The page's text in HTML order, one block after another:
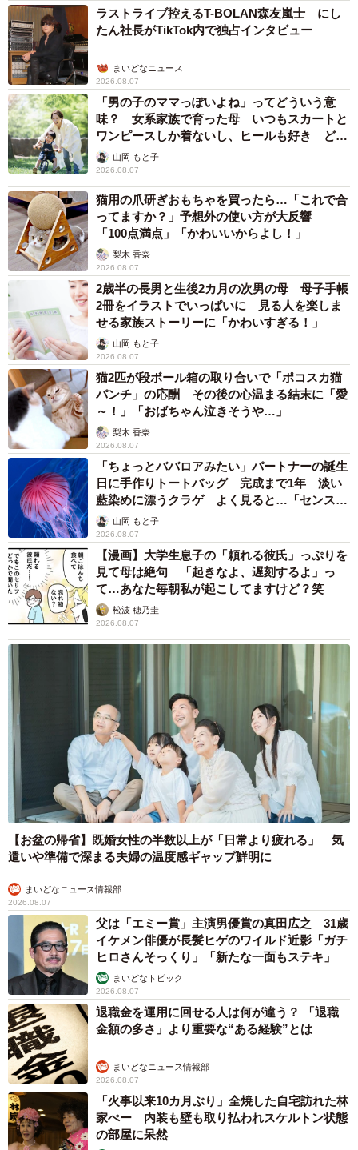
明らかに傷付くであろう言葉を用いるのは…卑怯極まりな
く言論の自由とかを都合良く解釈して利用して挙げ句の果
てに人の命を奪う行為って犯罪って思います」
「ryuchellさん、ほんとに辛かったでしょうに、、、もう二
度と誰一人、自ら命を絶ってはいけないです。安らかに、
お休みください。ご冥福をお祈りします」
「全くです！やられた事無いと痛みわからないんでしょう
かね！！」
「本当に言葉と言うのは人を傷つけるものでもあり人を救
うものでもありますね…」
不安や悩みの主な相談窓口は「日本いのちの電話」
ナビダイヤル「0570・783・556」（午前10時～午後10
フリーダイヤル「0120・783・556」（午後4時～9時、毎月
10日は午前8時～11日午前8時）など。
「日本いのちの電話連盟」
「専念寺/ネコ坊主」さんのTwitterアカウント（
@yabumoto610）
「専念寺/ネコ坊主」さんのInstagramアカウント（
@sennenji1597）
ラストライブ控えるT-BOLAN森友嵐士 にし
たん社長がTikTok内で独占インタビュー
まいどなニュース
2026.08.07
「男の子のママっぽいよね」ってどういう意
味？ 女系家族で育った母 いつもスカートと
ワンピースしか着ないし、ヒールも好き どの
へんが…
山岡 もと子
2026.08.07
猫用の爪研ぎおもちゃを買ったら…「これで合
ってますか？」予想外の使い方が大反響
「100点満点」「かわいいからよし！」
梨木 香奈
2026.08.07
2歳半の長男と生後2カ月の次男の母 母子手帳
2冊をイラストでいっぱいに 見る人を楽しま
せる家族ストーリーに「かわいすぎる！」
山岡 もと子
2026.08.07
猫2匹が段ボール箱の取り合いで「ポコスカ猫
パンチ」の応酬 その後の心温まる結末に「愛
～！」「おばちゃん泣きそうや…」
梨木 香奈
2026.08.07
「ちょっとババロアみたい」パートナーの誕生
日に手作りトートバッグ 完成まで1年 淡い
藍染めに漂うクラゲ よく見ると…「センスす
ごい」山岡 もと子
2026.08.07
【漫画】大学生息子の「頼れる彼氏」っぷりを
見て母は絶句 「起きなよ、遅刻するよ」っ
て…あなた毎朝私が起こしてますけど？笑
松波 穂乃圭
2026.08.07
【お盆の帰省】既婚女性の半数以上が「日常より疲れる」 気
遣いや準備で深まる夫婦の温度感ギャップ鮮明に
まいどなニュース情報部
2026.08.07
父は「エミー賞」主演男優賞の真田広之 31歳
イケメン俳優が長髪ヒゲのワイルド近影「ガチ
ヒロさんそっくり」「新たな一面もステキ」
まいどなトピック
2026.08.07
退職金を運用に回せる人は何が違う？ 「退職
金額の多さ」より重要な“ある経験”とは
まいどなニュース情報部
2026.08.07
「火事以来10カ月ぶり」全焼した自宅訪れた林
家ぺー 内装も壁も取り払われスケルトン状態
の部屋に呆然